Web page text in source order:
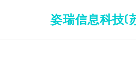
姿瑞信息科技(